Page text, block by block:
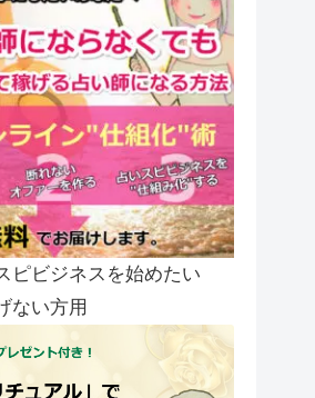
ピビジネスを始めたい
ない方用